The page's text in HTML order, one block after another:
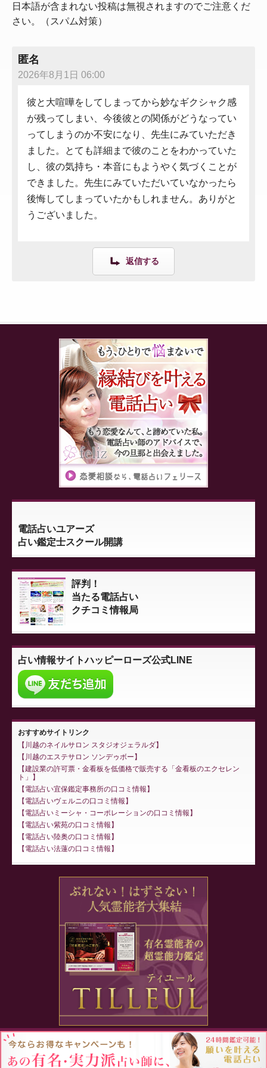
日本語が含まれない投稿は無視されますのでご注意くだ
さい。（スパム対策）
匿名
2026年8月1日 06:00
彼と大喧嘩をしてしまってから妙なギクシャク感
が残ってしまい、今後彼との関係がどうなってい
ってしまうのか不安になり、先生にみていただき
ました。とても詳細まで彼のことをわかっていた
し、彼の気持ち・本音にもようやく気づくことが
できました。先生にみていただいていなかったら
後悔してしまっていたかもしれません。ありがと
うございました。
返信する
電話占いユアーズ
占い鑑定士スクール開講
評判！
当たる電話占い
クチコミ情報局
占い情報サイトハッピーローズ公式LINE
おすすめサイトリンク
川越のネイルサロン スタジオジェラルダ
川越のエステサロン ソンデゥボー
建設業の許可票・金看板を低価格で販売する「金看板のエクセレン
ト」
電話占い宜保鑑定事務所の口コミ情報
電話占いヴェルニの口コミ情報
電話占いミーシャ・コーポレーションの口コミ情報
電話占い紫苑の口コミ情報
電話占い陸奥の口コミ情報
電話占い法蓮の口コミ情報
Proudly powered by WordPress